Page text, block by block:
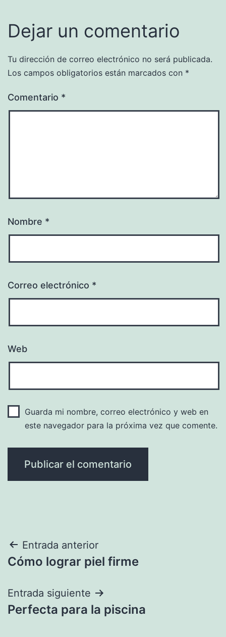
Dejar un comentario
Tu dirección de correo electrónico no será publicada.
Los campos obligatorios están marcados con *
Comentario *
Nombre *
Correo electrónico *
Web
Guarda mi nombre, correo electrónico y web en
este navegador para la próxima vez que comente.
Navegación
de
entradas
Entrada anterior
Cómo lograr piel firme
Entrada siguiente
Perfecta para la piscina